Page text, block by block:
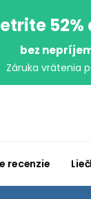
bez
Záruka vrátenia
recenzie